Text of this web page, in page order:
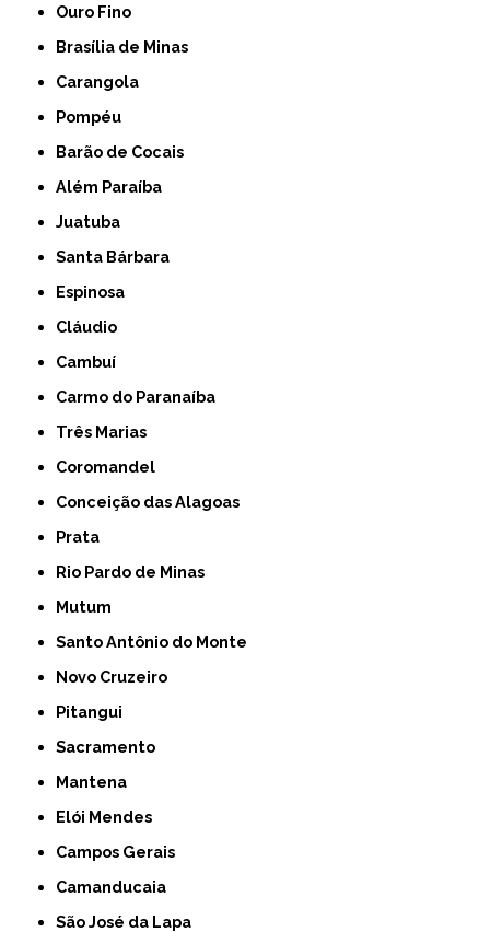
Ouro Fino
Brasília de Minas
Carangola
Pompéu
Barão de Cocais
Além Paraíba
Juatuba
Santa Bárbara
Espinosa
Cláudio
Cambuí
Carmo do Paranaíba
Três Marias
Coromandel
Conceição das Alagoas
Prata
Rio Pardo de Minas
Mutum
Santo Antônio do Monte
Novo Cruzeiro
Pitangui
Sacramento
Mantena
Elói Mendes
Campos Gerais
Camanducaia
São José da Lapa